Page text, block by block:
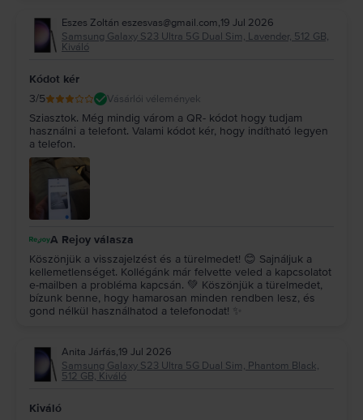
Eszes Zoltán eszesvas@gmail.com,19 Jul 2026
Samsung Galaxy S23 Ultra 5G Dual Sim, Lavender, 512 GB,
Kiváló
Kódot kér
3/5 Vásárlói vélemények
Sziasztok. Még mindig várom a QR- kódot hogy tudjam
használni a telefont. Valami kódot kér, hogy indítható legyen
a telefon.
A Rejoy válasza
Köszönjük a visszajelzést és a türelmedet! 😊 Sajnáljuk a
kellemetlenséget. Kollégánk már felvette veled a kapcsolatot
e-mailben a probléma kapcsán. 💚 Köszönjük a türelmedet,
bízunk benne, hogy hamarosan minden rendben lesz, és
gond nélkül használhatod a telefonodat! ✨
Anita Járfás,19 Jul 2026
Samsung Galaxy S23 Ultra 5G Dual Sim, Phantom Black,
512 GB, Kiváló
Kiváló